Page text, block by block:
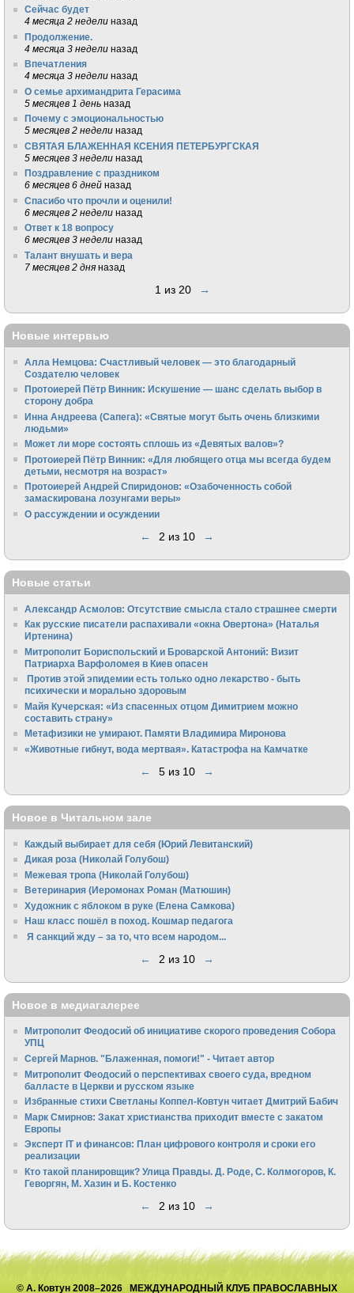
Сейчас будет
4 месяца 2 недели назад
Продолжение.
4 месяца 3 недели назад
Впечатления
4 месяца 3 недели назад
О семье архимандрита Герасима
5 месяцев 1 день назад
Почему с эмоциональностью
5 месяцев 2 недели назад
СВЯТАЯ БЛАЖЕННАЯ КСЕНИЯ ПЕТЕРБУРГСКАЯ
5 месяцев 3 недели назад
Поздравление с праздником
6 месяцев 6 дней назад
Спасибо что прочли и оценили!
6 месяцев 2 недели назад
Ответ к 18 вопросу
6 месяцев 3 недели назад
Талант внушать и вера
7 месяцев 2 дня назад
1 из 20 →
Новые интервью
Алла Немцова: Счастливый человек — это благодарный
Создателю человек
Протоиерей Пётр Винник: Искушение — шанс сделать выбор в
сторону добра
Инна Андреева (Сапега): «Святые могут быть очень близкими
людьми»
Может ли море состоять сплошь из «Девятых валов»?
Протоиерей Пётр Винник: «Для любящего отца мы всегда будем
детьми, несмотря на возраст»
Протоиерей Андрей Спиридонов: «Озабоченность собой
замаскирована лозунгами веры»
О рассуждении и осуждении
← 2 из 10 →
Новые статьи
Александр Асмолов: Отсутствие смысла стало страшнее смерти
Как русские писатели распахивали «окна Овертона» (Наталья
Иртенина)
Митрополит Бориспольский и Броварской Антоний: Визит
Патриарха Варфоломея в Киев опасен
Против этой эпидемии есть только одно лекарство - быть
психически и морально здоровым
Майя Кучерская: «Из спасенных отцом Димитрием можно
составить страну»
Метафизики не умирают. Памяти Владимира Миронова
«Животные гибнут, вода мертвая». Катастрофа на Камчатке
← 5 из 10 →
Новое в Читальном зале
Каждый выбирает для себя (Юрий Левитанский)
Дикая роза (Николай Голубош)
Межевая тропа (Николай Голубош)
Ветеринария (Иеромонах Роман (Матюшин)
Художник с яблоком в руке (Елена Самкова)
Наш класс пошёл в поход. Кошмар педагога
Я санкций жду – за то, что всем народом...
← 2 из 10 →
Новое в медиагалерее
Митрополит Феодосий об инициативе скорого проведения Собора
УПЦ
Сергей Марнов. "Блаженная, помоги!" - Читает автор
Митрополит Феодосий о перспективах своего суда, вредном
балласте в Церкви и русском языке
Избранные стихи Светланы Коппел-Ковтун читает Дмитрий Бабич
Марк Смирнов: Закат христианства приходит вместе с закатом
Европы
Эксперт IT и финансов: План цифрового контроля и сроки его
реализации
Кто такой планировщик? Улица Правды. Д. Роде, С. Колмогоров, К.
Геворгян, М. Хазин и Б. Костенко
← 2 из 10 →
© А. Ковтун 2008–2026 МЕЖДУНАРОДНЫЙ КЛУБ ПРАВОСЛАВНЫХ